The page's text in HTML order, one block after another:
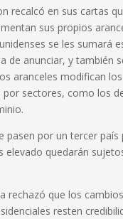
recalcó en sus cartas
sus propios
se les sumará
de anunciar, y también
aranceles modifican los
sectores, como los
pasen por un tercer país
elevado quedarán
rechazó que los
resten